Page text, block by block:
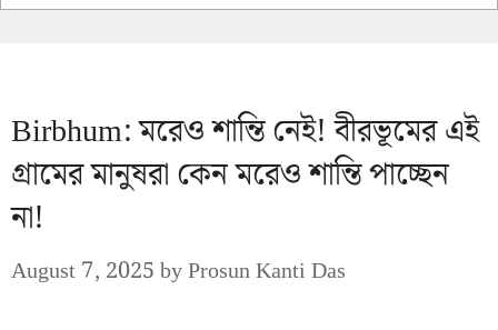
Birbhum: মরেও শান্তি নেই! বীরভূমের এই
গ্রামের মানুষরা কেন মরেও শান্তি পাচ্ছেন
না!
August 7, 2025byProsun Kanti Das